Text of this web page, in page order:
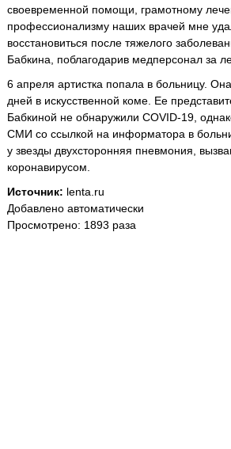
своевременной помощи, грамотному
профессионализму наших врачей мне
восстановиться после тяжелого
Бабкина, поблагодарив медперсонал за
6 апреля артистка попала в больницу.
дней в искусственной коме. Ее
Бабкиной не обнаружили COVID-19,
СМИ со ссылкой на информатора в
у звезды двухсторонняя пневмония,
коронавирусом.
Источник: lenta.ru
Добавлено автоматически
Просмотрено: 1893 раза